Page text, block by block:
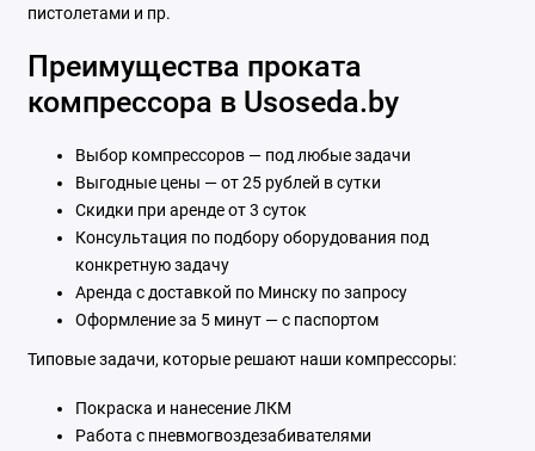
пистолетами и пр.
Преимущества проката
компрессора в Usoseda.by
Выбор компрессоров — под любые задачи
Выгодные цены — от 25 рублей в сутки
Скидки при аренде от 3 суток
Консультация по подбору оборудования под
конкретную задачу
Аренда с доставкой по Минску по запросу
Оформление за 5 минут — с паспортом
Типовые задачи, которые решают наши компрессоры:
Покраска и нанесение ЛКМ
Работа с пневмогвоздезабивателями